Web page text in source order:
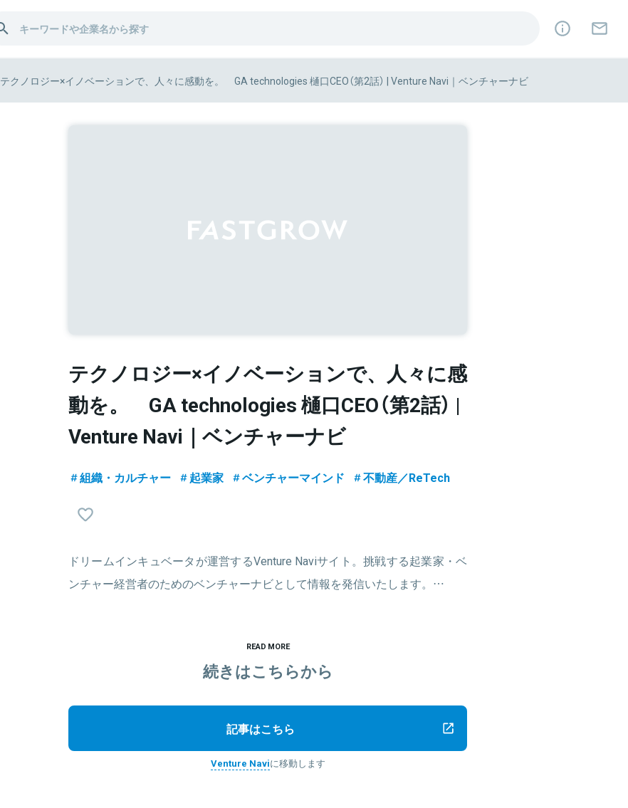
テクノロジー×イノベーションで、人々に感動を。 GA technologies 樋口CEO（第2話） | Venture Navi｜ベンチャーナビ
テクノロジー×イノベーションで、人々に感
動を。 GA technologies 樋口CEO（第2話） |
Venture Navi｜ベンチャーナビ
組織・カルチャー 起業家 ベンチャーマインド 不動産／ReTech
ドリームインキュベータが運営するVenture Naviサイト。挑戦する起業家・ベ
ンチャー経営者のためのベンチャーナビとして情報を発信いたします。…
READ MORE
続きはこちらから
記事はこちら
Venture Naviに移動します